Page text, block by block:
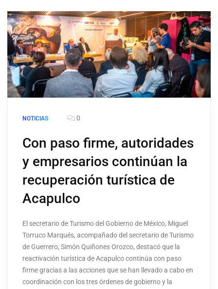
NOTICIAS 0
Con paso firme, autoridades
y empresarios continúan la
recuperación turística de
Acapulco
El secretario de Turismo del Gobierno de México, Miguel
Torruco Marqués, acompañado del secretario de Turismo
de Guerrero, Simón Quiñones Orozco, destacó que la
reactivación turística de Acapulco continúa con paso
firme gracias a las acciones que se han llevado a cabo en
coordinación con los tres órdenes de gobierno y la